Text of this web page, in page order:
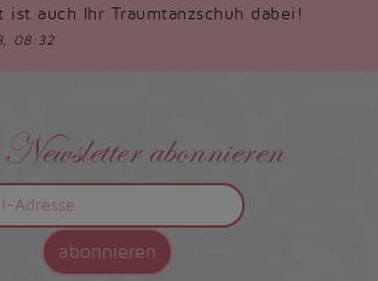
auch Ihr Traumtanzschuh dabei!
08:32
abonnieren
abonnieren